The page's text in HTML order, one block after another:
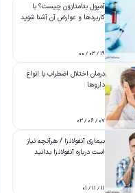
آمپول بتامتازون چیست؟ با
کاربردها و عوارض آن آشنا شوید
۱۹ / ۰۳ / ۰۰
درمان اختلال اضطراب با انواع
داروها
۰۷ / ۰۶ / ۰۳
بیماری آنفولانزا / هرآنچه نیاز
است درباره آنفولانزا بدانید
۱۱ / ۱۱ / ۰۱